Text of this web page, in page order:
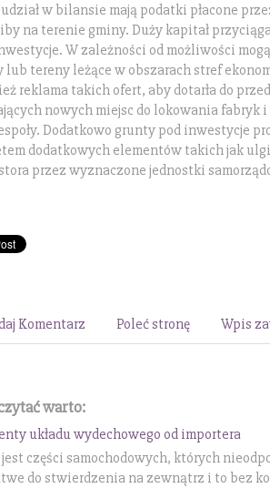
w bilansie mają podatki płacone
na terenie gminy. Duży kapitał
W zależności od możliwości
lub tereny leżące w obszarach stref
reklama takich ofert, aby dotarła do
nowych miejsc do lokowania fabryk
Dodatkowo grunty pod inwestycje
dodatkowych elementów takich jak
przez wyznaczone jednostki
Komentarz Poleć stronę Wpis
warto:
układu wydechowego od importera
jest części samochodowych, których
do stwierdzenia na zewnątrz i to bez